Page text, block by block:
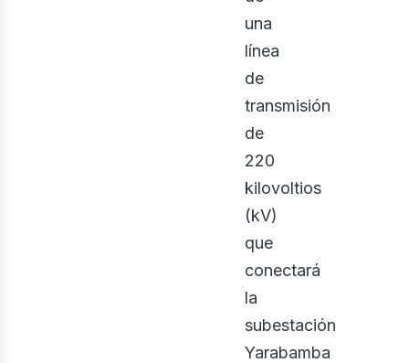
una
línea
de
transmisión
de
220
kilovoltios
(kV)
que
conectará
la
subestación
Yarabamba